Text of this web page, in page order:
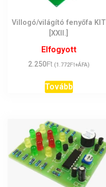
Villogó/világító fenyőfa KIT
[XXII.]
Elfogyott
2.250Ft (1.772Ft+ÁFA)
Tovább